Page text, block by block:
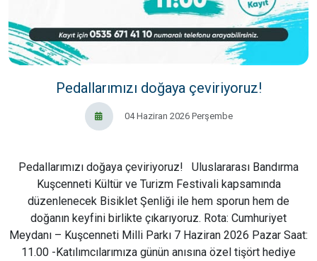
Pedallarımızı doğaya çeviriyoruz!
04 Haziran 2026 Perşembe
Pedallarımızı doğaya çeviriyoruz! Uluslararası Bandırma
Kuşcenneti Kültür ve Turizm Festivali kapsamında
düzenlenecek Bisiklet Şenliği ile hem sporun hem de
doğanın keyfini birlikte çıkarıyoruz. Rota: Cumhuriyet
Meydanı – Kuşcenneti Milli Parkı 7 Haziran 2026 Pazar Saat:
11.00 -Katılımcılarımıza günün anısına özel tişört hediye